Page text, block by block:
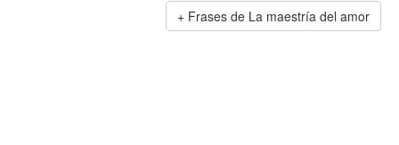
Frases de La maestría del amor